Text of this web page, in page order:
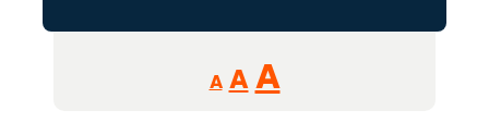
A
Reducir
tamaño
A Restablecer
AAumentar